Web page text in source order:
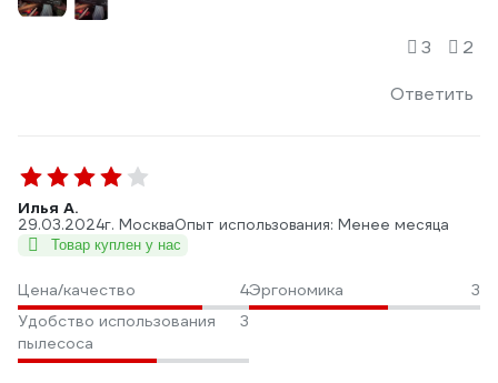
Ответить
3 2
Илья А.
29.03.2024г. МоскваОпыт использования: Менее месяца
Товар куплен у нас
Цена/качество 4Эргономика
3
Удобство использования
пылесоса
3